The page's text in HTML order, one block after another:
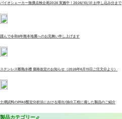
バイオシェーカー無償点検企画2026 実施中！2026/10/31 お申し込み分まで
謹んで令和8年熊本地震へのお見舞い申し上げます
ステンレス断熱水槽 価格改定のお知らせ（2026年6月15日ご注文分より）
土壌試料のPFAS暫定分析法における溶出/抽出工程に適した製品のご紹介
製品カテゴリー